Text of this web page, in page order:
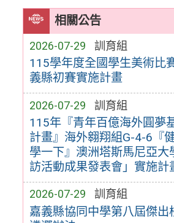
相關公告
2026-07-29 訓育組
115學年度全國學生美術比
義縣初賽實施計畫
2026-07-29 訓育組
115年『青年百億海外圓夢
計畫』海外翱翔組G-4-6『
學一下』澳洲塔斯馬尼亞大
訪活動成果發表會」實施計
2026-07-29 訓育組
嘉義縣協同中學第八屆傑出